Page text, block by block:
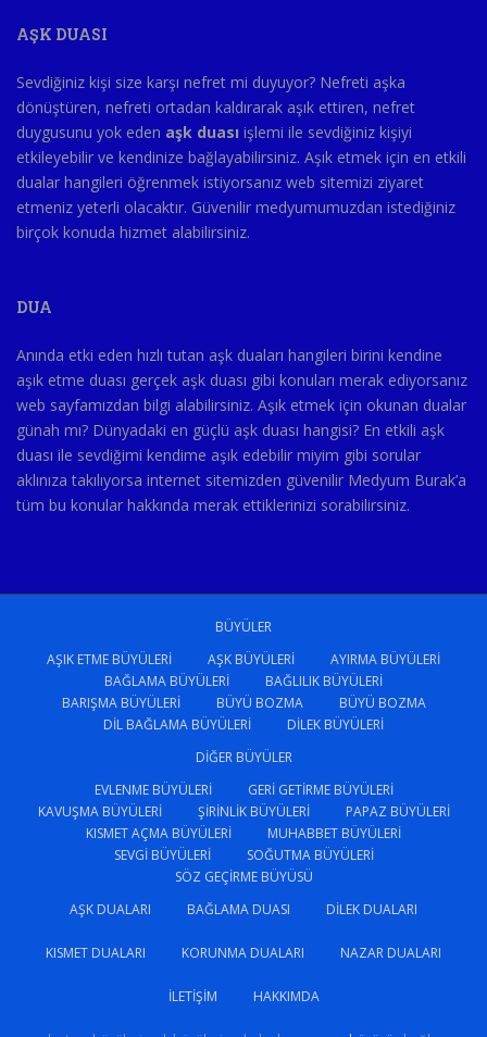
AŞK DUASI
Sevdiğiniz kişi size karşı nefret mi duyuyor? Nefreti aşka
dönüştüren, nefreti ortadan kaldırarak aşık ettiren, nefret
duygusunu yok eden aşk duası işlemi ile sevdiğiniz kişiyi
etkileyebilir ve kendinize bağlayabilirsiniz. Aşık etmek için en etkili
dualar hangileri öğrenmek istiyorsanız web sitemizi ziyaret
etmeniz yeterli olacaktır. Güvenilir medyumumuzdan istediğiniz
birçok konuda hizmet alabilirsiniz.
DUA
Anında etki eden hızlı tutan aşk duaları hangileri birini kendine
aşık etme duası gerçek aşk duası gibi konuları merak ediyorsanız
web sayfamızdan bilgi alabilirsiniz. Aşık etmek için okunan dualar
günah mı? Dünyadaki en güçlü aşk duası hangisi? En etkili aşk
duası ile sevdiğimi kendime aşık edebilir miyim gibi sorular
aklınıza takılıyorsa internet sitemizden güvenilir Medyum Burak’a
tüm bu konular hakkında merak ettiklerinizi sorabilirsiniz.
BÜYÜLER
AŞIK ETME BÜYÜLERI
AŞK BÜYÜLERI
AYIRMA BÜYÜLERI
BAĞLAMA BÜYÜLERI
BAĞLILIK BÜYÜLERI
BARIŞMA BÜYÜLERI
BÜYÜ BOZMA
BÜYÜ BOZMA
DIL BAĞLAMA BÜYÜLERI
DILEK BÜYÜLERI
DIĞER BÜYÜLER
EVLENME BÜYÜLERI
GERI GETIRME BÜYÜLERI
KAVUŞMA BÜYÜLERI
ŞIRINLIK BÜYÜLERI
PAPAZ BÜYÜLERI
KISMET AÇMA BÜYÜLERI
MUHABBET BÜYÜLERI
SEVGI BÜYÜLERI
SOĞUTMA BÜYÜLERI
SÖZ GEÇIRME BÜYÜSÜ
AŞK DUALARI
BAĞLAMA DUASI DILEK DUALARI
KISMET DUALARI KORUNMA DUALARI NAZAR DUALARI
İLETIŞIM HAKKIMDA